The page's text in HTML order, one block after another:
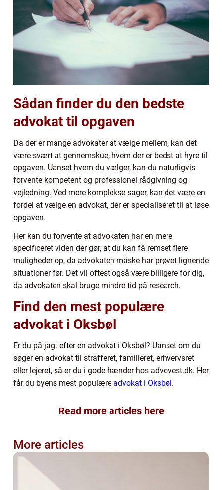
Sådan finder du den bedste
advokat til opgaven
Da der er mange advokater at vælge mellem, kan det
være svært at gennemskue, hvem der er bedst at hyre til
opgaven. Uanset hvem du vælger, kan du naturligvis
forvente kompetent og professionel rådgivning og
vejledning. Ved mere komplekse sager, kan det være en
fordel at vælge en advokat, der er specialiseret til at løse
opgaven.
Her kan du forvente at advokaten har en mere
specificeret viden der gør, at du kan få remset flere
muligheder op, da advokaten måske har prøvet lignende
situationer før. Det vil oftest også være billigere for dig,
da advokaten skal bruge mindre tid på research.
Find den mest populære
advokat i Oksbøl
Er du på jagt efter en advokat i Oksbøl? Uanset om du
søger en advokat til strafferet, familieret, erhvervsret
eller lejeret, så er du i gode hænder hos advovest.dk. Her
får du byens mest populære advokat i Oksbøl.
Read more articles here
More articles